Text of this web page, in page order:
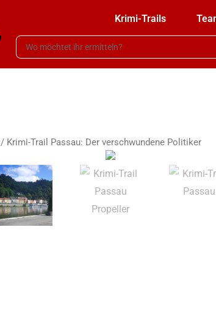
Krimi-Trails
/ Krimi-Trail Passau: Der verschwundene Politiker